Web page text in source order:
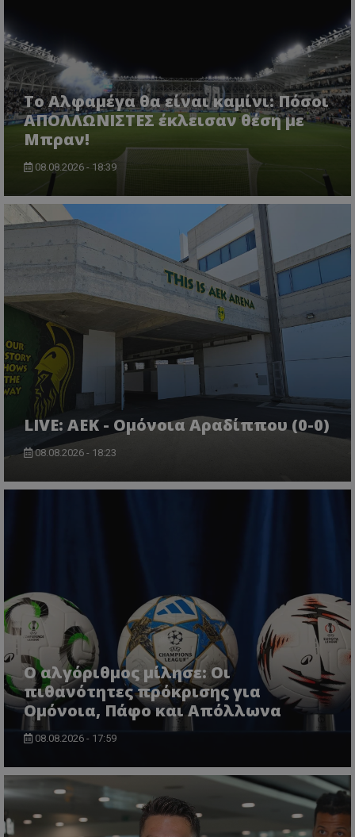
Το Αλφαμέγα θα είναι καμίνι: Πόσοι
ΑΠΟΛΛΩΝΙΣΤΕΣ έκλεισαν θέση με
Μπραν!
08.08.2026 - 18:39
LIVE: ΑΕΚ - Ομόνοια Αραδίππου (0-0)
08.08.2026 - 18:23
Ο αλγόριθμος μίλησε: Οι
πιθανότητες πρόκρισης για
Ομόνοια, Πάφο και Απόλλωνα
08.08.2026 - 17:59